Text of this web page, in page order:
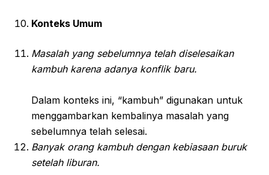
Konteks Umum
Masalah yang sebelumnya telah diselesaikan
kambuh karena adanya konflik baru.
Dalam konteks ini, “kambuh” digunakan untuk
menggambarkan kembalinya masalah yang
sebelumnya telah selesai.
Banyak orang kambuh dengan kebiasaan buruk
setelah liburan.